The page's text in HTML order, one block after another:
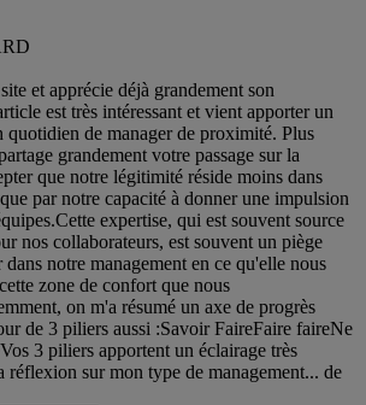
et apprécie déjà grandement son
est très intéressant et vient apporter un
quotidien de manager de proximité. Plus
grandement votre passage sur la
que notre légitimité réside moins dans
par notre capacité à donner une impulsion
expertise, qui est souvent source
nos collaborateurs, est souvent un piège
dans notre management en ce qu'elle nous
zone de confort que nous
on m'a résumé un axe de progrès
de 3 piliers aussi :Savoir FaireFaire faireNe
3 piliers apportent un éclairage très
réflexion sur mon type de management... de